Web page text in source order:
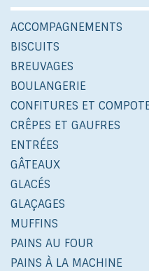
ACCOMPAGNEMENTS
BISCUITS
BREUVAGES
BOULANGERIE
CONFITURES ET
CRÊPES ET GAUFRES
ENTRÉES
GÂTEAUX
GLACÉS
GLAÇAGES
MUFFINS
PAINS AU FOUR
PAINS À LA MACHINE